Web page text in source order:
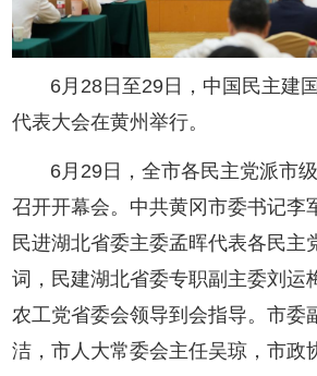
6月28日至29日，中国民主建
代表大会在黄州举行。
6月29日，全市各民主党派市
召开开幕会。中共黄冈市委书记李
民进湖北省委主委孟晖代表各民主
词，民建湖北省委专职副主委刘运
农工党省委会领导到会指导。市委
洁，市人大常委会主任吴琼，市政